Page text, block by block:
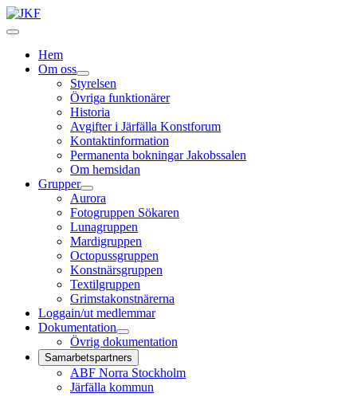
Hem
Om oss
Styrelsen
Övriga funktionärer
Historia
Avgifter i Järfälla Konstforum
Kontaktinformation
Permanenta bokningar Jakobssalen
Om hemsidan
Grupper
Aurora
Fotogruppen Sökaren
Lunagruppen
Mardigruppen
Octopussgruppen
Konstnärsgruppen
Textilgruppen
Grimstakonstnärerna
Loggain/ut medlemmar
Dokumentation
Övrig dokumentation
Samarbetspartners
ABF Norra Stockholm
Järfälla kommun